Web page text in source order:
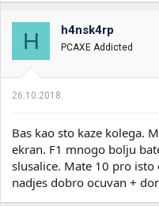
H h4nsk4rp
PCAXE Addicted
26.10.2018.
Bas kao sto kaze kolega.
ekran. F1 mnogo bolju
slusalice. Mate 10 pro
nadjes dobro ocuvan +